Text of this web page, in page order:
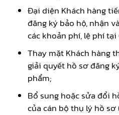
Đại diện Khách hàng
đăng ký bảo hộ, nhận
các khoản phí, lệ phí
Thay mặt Khách hàng
giải quyết hồ sơ đăng
phẩm;
Bổ sung hoặc sửa đổi
của cán bộ thụ lý hồ sơ